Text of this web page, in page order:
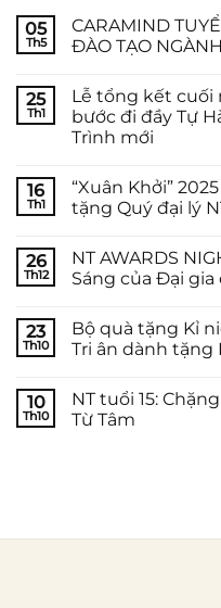
05
Th5
CARAMIND
ĐÀO TẠO
25
Th1
Lễ tổng kết cuối
bước đi đầy Tự
Trình mới
16
Th1
“Xuân Khởi”
tặng Quý đại lý
26
Th12
NT AWARDS
Sáng của Đại gia
23
Th10
Bộ quà tặng Kỉ
Tri ân dành
10
Th10
NT tuổi 15:
Từ Tâm